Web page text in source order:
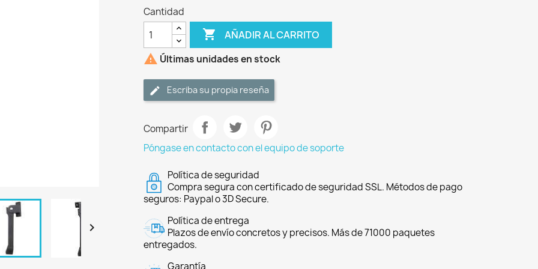

Cantidad
 AÑADIR AL CARRITO
 Últimas unidades en stock
Escriba su propia reseña
Compartir
Póngase en contacto con el equipo de soporte
Política de seguridad
Compra segura con certificado de seguridad SSL. Métodos de pago
seguros: Paypal o 3D Secure.
Política de entrega
Plazos de envío concretos y precisos. Más de 71000 paquetes
entregados.
Garantía